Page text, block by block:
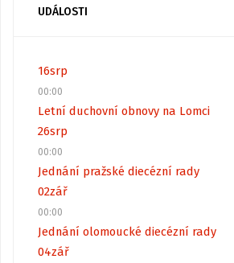
UDÁLOSTI
16srp
00:00
Letní duchovní obnovy na Lomci
26srp
00:00
Jednání pražské diecézní rady
02zář
00:00
Jednání olomoucké diecézní rady
04zář